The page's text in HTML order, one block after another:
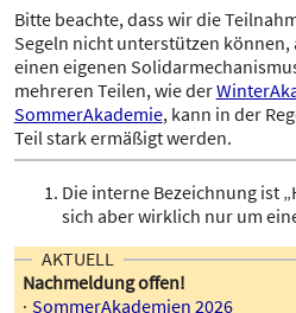
Bitte beachte, dass wir die
Segeln nicht unterstützen können,
einen eigenen
mehreren Teilen, wie der
SommerAkademie, kann in der
Teil stark ermäßigt werden.
Die interne Bezeichnung ist
sich aber wirklich nur um
AKTUELL
Nachmeldung offen!
SommerAkademien 2026